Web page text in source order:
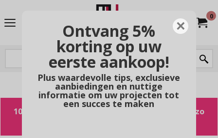
0
Powered by
Translate
10% voorjaarskorting op Hermadix producten zo
×
Ontvang 5%
korting op uw
eerste aankoop!
Plus waardevolle tips, exclusieve
aanbiedingen en nuttige
informatie om uw projecten tot
een succes te maken